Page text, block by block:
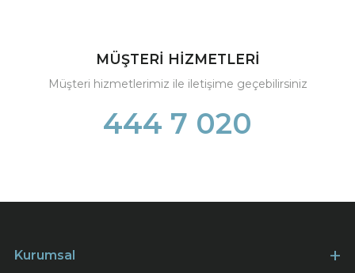
MÜŞTERİ HİZMETLERİ
Müşteri hizmetlerimiz ile iletişime geçebilirsiniz
444 7 020
Kurumsal